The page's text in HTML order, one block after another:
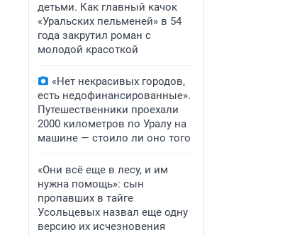
детьми. Как главный качок
«Уральских пельменей» в 54
года закрутил роман с
молодой красоткой
«Нет некрасивых городов,
есть недофинансированные».
Путешественники проехали
2000 километров по Уралу на
машине — стоило ли оно того
«Они всё еще в лесу, и им
нужна помощь»: сын
пропавших в тайге
Усольцевых назвал еще одну
версию их исчезновения